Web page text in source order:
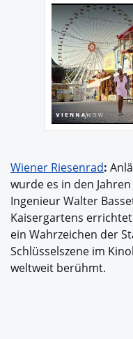
Wiener Riesenrad:
wurde es in den
Ingenieur Walter
Kaisergartens
ein Wahrzeichen der
Schlüsselszene im
weltweit berühmt.